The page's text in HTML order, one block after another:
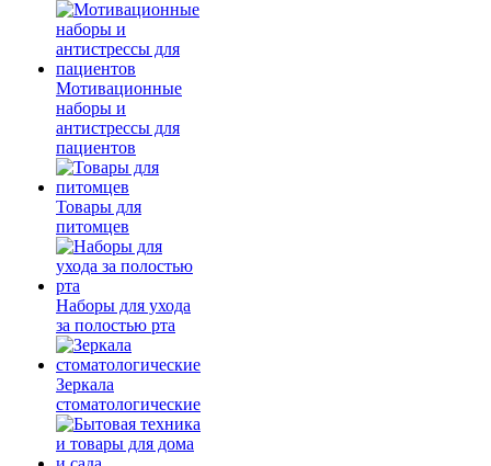
Мотивационные
наборы и
антистрессы для
пациентов
Товары для
питомцев
Наборы для ухода
за полостью рта
Зеркала
стоматологические